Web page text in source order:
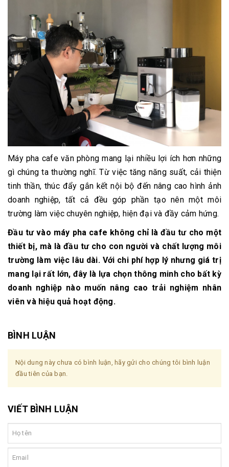
Máy pha cafe văn phòng mang lại nhiều lợi ích hơn những
gì chúng ta thường nghĩ. Từ việc tăng năng suất, cải thiện
tinh thần, thúc đẩy gắn kết nội bộ đến nâng cao hình ảnh
doanh nghiệp, tất cả đều góp phần tạo nên một môi
trường làm việc chuyên nghiệp, hiện đại và đầy cảm hứng.
Đầu tư vào máy pha cafe không chỉ là đầu tư cho một
thiết bị, mà là đầu tư cho con người và chất lượng môi
trường làm việc lâu dài. Với chi phí hợp lý nhưng giá trị
mang lại rất lớn, đây là lựa chọn thông minh cho bất kỳ
doanh nghiệp nào muốn nâng cao trải nghiệm nhân
viên và hiệu quả hoạt động.
BÌNH LUẬN
Nội dung này chưa có bình luận, hãy gửi cho chúng tôi bình luận
đầu tiên của bạn.
VIẾT BÌNH LUẬN